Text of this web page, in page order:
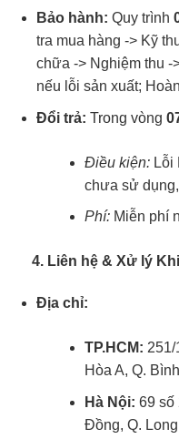
Bảo hành: Quy trình
tra mua hàng -> Kỹ
chữa -> Nghiệm thu -
nếu lỗi sản xuất;
Đổi trả: Trong vòng
Điều kiện: Lỗi
chưa sử
Phí: Miễn phí
4. Liên hệ & Xử lý
Địa chỉ:
TP.HCM: 251/
Hòa A, Q.
Hà Nội: 69 số
Đồng, Q.